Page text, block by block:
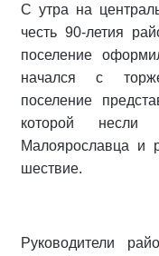
С утра на
честь 90-летия
поселение
начался с
поселение
которой несли
Малоярославца и
шествие.
Руководители